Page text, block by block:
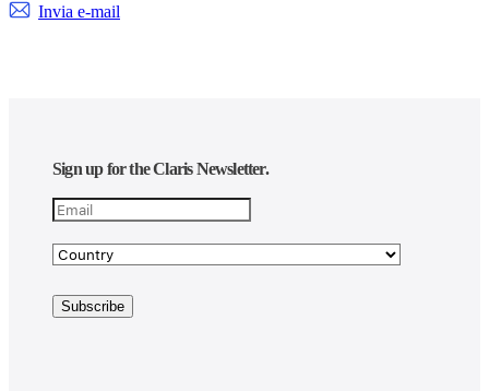
Invia e-mail
Sign up for the Claris Newsletter.